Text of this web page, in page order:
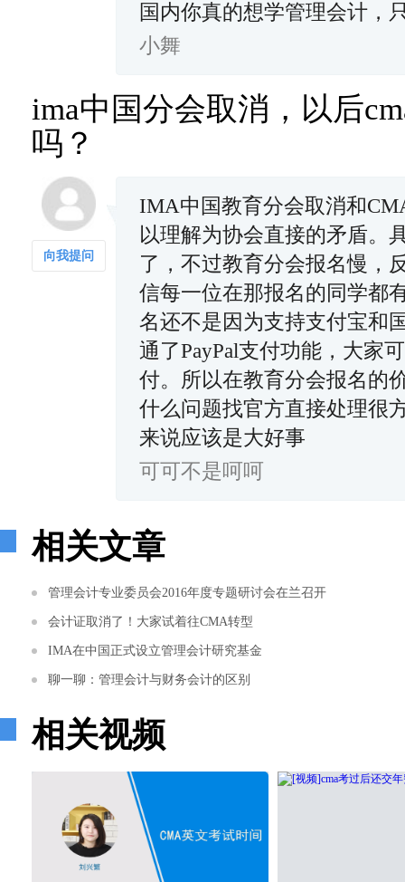
国内你真的想学管理会计，
小舞
ima中国分会取消，以后
吗？
向我提问
IMA中国教育分会取消和
以理解为协会直接的矛盾。
了，不过教育分会报名慢，
信每一位在那报名的同学都
名还不是因为支持支付宝和
通了PayPal支付功能，大家
付。所以在教育分会报名的
什么问题找官方直接处理很
来说应该是大好事
可可不是呵呵
相关文章
管理会计专业委员会2016年度专题研讨会在兰召开
会计证取消了！大家试着往CMA转型
IMA在中国正式设立管理会计研究基金
聊一聊：管理会计与财务会计的区别
相关视频